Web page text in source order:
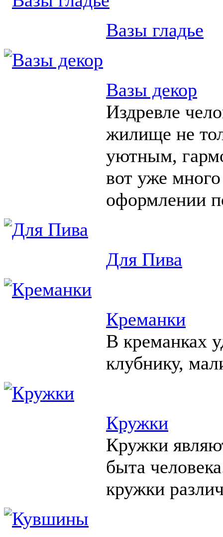
Вазы гладье
Вазы декор
Издревле
жилище не
уютным,
вот уже
оформлении
Для Пива
Креманки
В креманках
клубнику,
Кружки
Кружки
быта
кружки